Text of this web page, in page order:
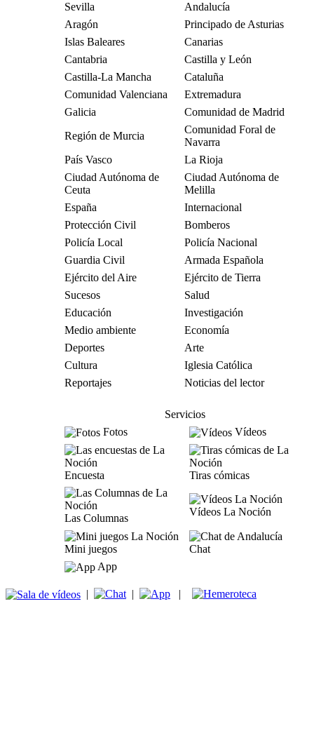
Sevilla
Andalucía
Aragón
Principado de Asturias
Islas Baleares
Canarias
Cantabria
Castilla y León
Castilla-La Mancha
Cataluña
Comunidad Valenciana
Extremadura
Galicia
Comunidad de Madrid
Región de Murcia
Comunidad Foral de
Navarra
País Vasco
La Rioja
Ciudad Autónoma de
Ceuta
Ciudad Autónoma de
Melilla
España
Internacional
Protección Civil
Bomberos
Policía Local
Policía Nacional
Guardia Civil
Armada Española
Ejército del Aire
Ejército de Tierra
Sucesos
Salud
Educación
Investigación
Medio ambiente
Economía
Deportes
Arte
Cultura
Iglesia Católica
Reportajes
Noticias del lector
Servicios
Fotos
Vídeos
Encuesta Tiras cómicas
Las Columnas
Vídeos La Noción
Mini juegos
Chat
App
| | |